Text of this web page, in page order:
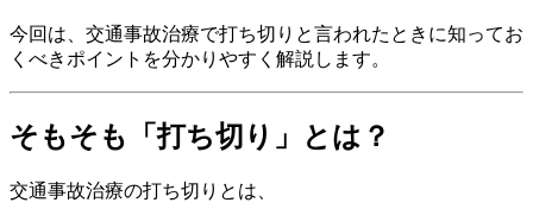
今回は、交通事故治療で打ち切りと言われたときに知ってお
くべきポイントを分かりやすく解説します。
そもそも「打ち切り」とは？
交通事故治療の打ち切りとは、